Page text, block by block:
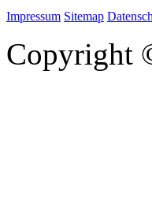
Impressum Sitemap
Copyright